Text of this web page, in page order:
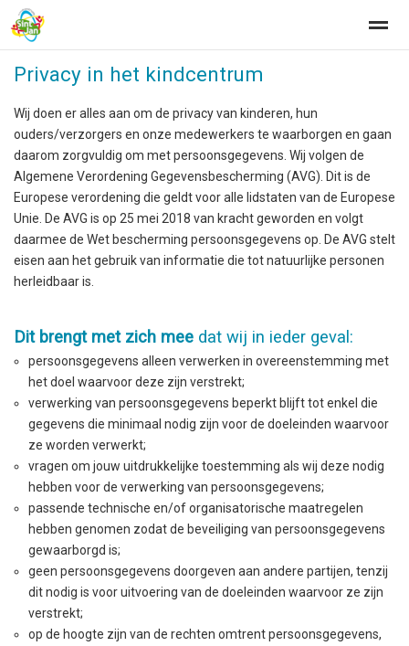
Agenda
Privacy in het kindcentrum
Wij doen er alles aan om de privacy van kinderen, hun
ouders/verzorgers en onze medewerkers te waarborgen en gaan
daarom zorgvuldig om met persoonsgegevens. Wij volgen de
Algemene Verordening Gegevensbescherming (AVG). Dit is de
Europese verordening die geldt voor alle lidstaten van de Europese
Unie. De AVG is op 25 mei 2018 van kracht geworden en volgt
daarmee de Wet bescherming persoonsgegevens op. De AVG stelt
eisen aan het gebruik van informatie die tot natuurlijke personen
herleidbaar is.
Dit brengt met zich mee dat wij in ieder geval:
persoonsgegevens alleen verwerken in overeenstemming met
het doel waarvoor deze zijn verstrekt;
verwerking van persoonsgegevens beperkt blijft tot enkel die
gegevens die minimaal nodig zijn voor de doeleinden waarvoor
ze worden verwerkt;
vragen om jouw uitdrukkelijke toestemming als wij deze nodig
hebben voor de verwerking van persoonsgegevens;
passende technische en/of organisatorische maatregelen
hebben genomen zodat de beveiliging van persoonsgegevens
gewaarborgd is;
geen persoonsgegevens doorgeven aan andere partijen, tenzij
dit nodig is voor uitvoering van de doeleinden waarvoor ze zijn
verstrekt;
op de hoogte zijn van de rechten omtrent persoonsgegevens,